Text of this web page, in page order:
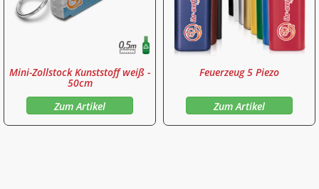
Mini-Zollstock Kunststoff weiß -
50cm
Zum Artikel
Feuerzeug 5 Piezo
Zum Artikel